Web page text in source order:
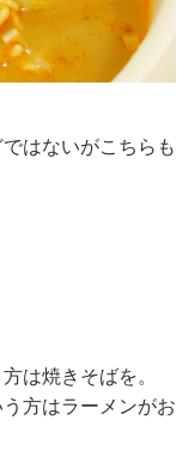
はないがこちらも
は焼きそばを。
方はラーメンがお